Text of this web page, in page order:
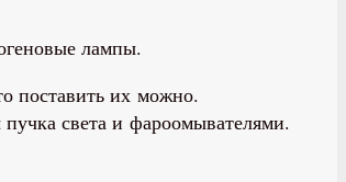
лампы.
поставить их можно.
света и фароомывателями.